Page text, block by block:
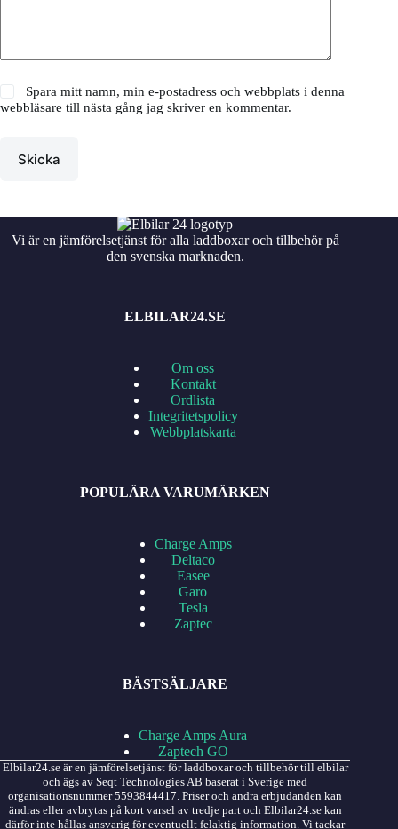
Spara mitt namn, min e-postadress och webbplats i denna
webbläsare till nästa gång jag skriver en kommentar.
Skicka
Vi är en jämförelsetjänst för alla laddboxar och tillbehör på
den svenska marknaden.
ELBILAR24.SE
Om oss
Kontakt
Ordlista
Integritetspolicy
Webbplatskarta
POPULÄRA VARUMÄRKEN
Charge Amps
Deltaco
Easee
Garo
Tesla
Zaptec
BÄSTSÄLJARE
Charge Amps Aura
Zaptech GO
Elbilar24.se är en jämförelsetjänst för laddboxar och tillbehör till elbilar
och ägs av Seqt Technologies AB baserat i Sverige med
organisationsnummer 5593844417. Priser och andra erbjudanden kan
ändras eller avbrytas på kort varsel av tredje part och Elbilar24.se kan
därför inte hållas ansvarig för eventuellt felaktig information. Vi tackar